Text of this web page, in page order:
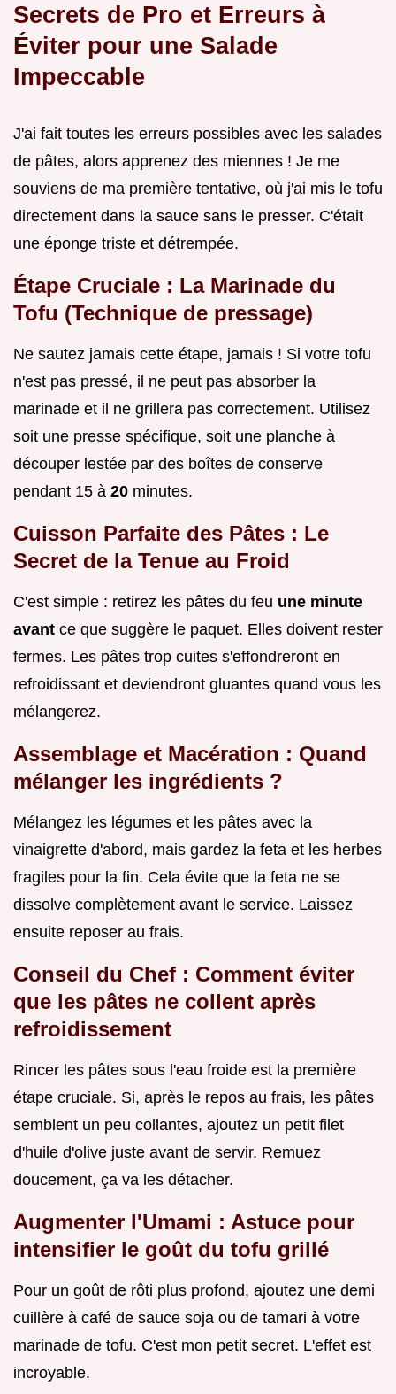
Secrets de Pro et Erreurs à
Éviter pour une Salade
Impeccable
J'ai fait toutes les erreurs possibles avec les salades
de pâtes, alors apprenez des miennes ! Je me
souviens de ma première tentative, où j'ai mis le tofu
directement dans la sauce sans le presser. C'était
une éponge triste et détrempée.
Étape Cruciale : La Marinade du
Tofu (Technique de pressage)
Ne sautez jamais cette étape, jamais ! Si votre tofu
n'est pas pressé, il ne peut pas absorber la
marinade et il ne grillera pas correctement. Utilisez
soit une presse spécifique, soit une planche à
découper lestée par des boîtes de conserve
pendant 15 à 20 minutes.
Cuisson Parfaite des Pâtes : Le
Secret de la Tenue au Froid
C'est simple : retirez les pâtes du feu une minute
avant ce que suggère le paquet. Elles doivent rester
fermes. Les pâtes trop cuites s'effondreront en
refroidissant et deviendront gluantes quand vous les
mélangerez.
Assemblage et Macération : Quand
mélanger les ingrédients ?
Mélangez les légumes et les pâtes avec la
vinaigrette d'abord, mais gardez la feta et les herbes
fragiles pour la fin. Cela évite que la feta ne se
dissolve complètement avant le service. Laissez
ensuite reposer au frais.
Conseil du Chef : Comment éviter
que les pâtes ne collent après
refroidissement
Rincer les pâtes sous l'eau froide est la première
étape cruciale. Si, après le repos au frais, les pâtes
semblent un peu collantes, ajoutez un petit filet
d'huile d'olive juste avant de servir. Remuez
doucement, ça va les détacher.
Augmenter l'Umami : Astuce pour
intensifier le goût du tofu grillé
Pour un goût de rôti plus profond, ajoutez une demi
cuillère à café de sauce soja ou de tamari à votre
marinade de tofu. C'est mon petit secret. L'effet est
incroyable.